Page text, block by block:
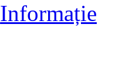
Informație